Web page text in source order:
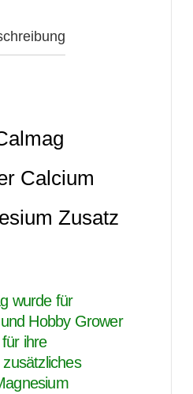
Calcium
Zusatz
wurde für
Hobby Grower
ihre